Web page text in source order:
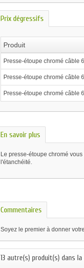
Prix dégressifs
Produit
Presse-étoupe chromé câble
Presse-étoupe chromé câble
Presse-étoupe chromé câble
En savoir plus
Le presse-étoupe chromé
l'étanchéité.
Commentaires
Soyez le premier à donner
13 autre(s) produit(s) dans